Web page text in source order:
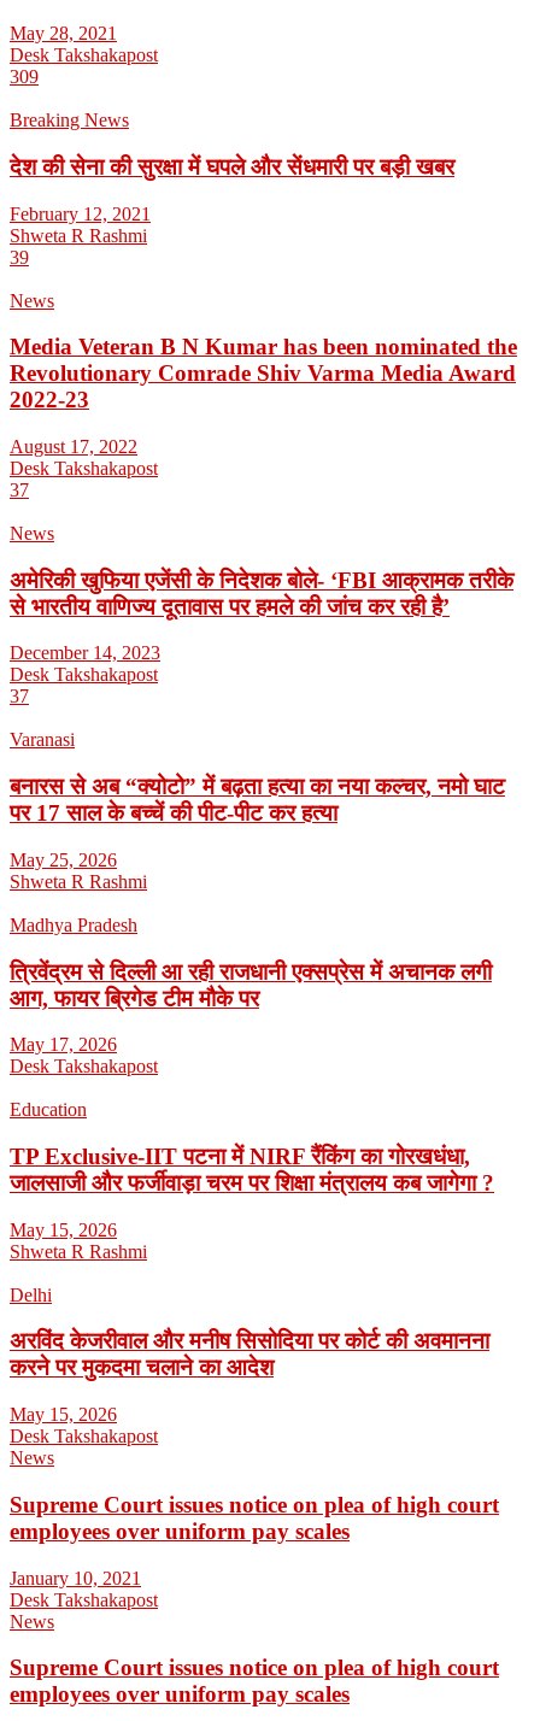
May 28, 2021
Desk Takshakapost
309
Breaking News
देश की सेना की सुरक्षा में घपले और सेंधमारी पर बड़ी खबर
February 12, 2021
Shweta R Rashmi
39
News
Media Veteran B N Kumar has been nominated the
Revolutionary Comrade Shiv Varma Media Award
2022-23
August 17, 2022
Desk Takshakapost
37
News
अमेरिकी खुफिया एजेंसी के निदेशक बोले- ‘FBI आक्रामक तरीके
से भारतीय वाणिज्य दूतावास पर हमले की जांच कर रही है’
December 14, 2023
Desk Takshakapost
37
Varanasi
बनारस से अब “क्योटो” में बढ़ता हत्या का नया कल्चर, नमो घाट
पर 17 साल के बच्चें की पीट-पीट कर हत्या
May 25, 2026
Shweta R Rashmi
Madhya Pradesh
त्रिवेंद्रम से दिल्ली आ रही राजधानी एक्सप्रेस में अचानक लगी
आग, फायर ब्रिगेड टीम मौके पर
May 17, 2026
Desk Takshakapost
Education
TP Exclusive-IIT पटना में NIRF रैंकिंग का गोरखधंधा,
जालसाजी और फर्जीवाड़ा चरम पर शिक्षा मंत्रालय कब जागेगा ?
May 15, 2026
Shweta R Rashmi
Delhi
अरविंद केजरीवाल और मनीष सिसोदिया पर कोर्ट की अवमानना
करने पर मुकदमा चलाने का आदेश
May 15, 2026
Desk Takshakapost
News
Supreme Court issues notice on plea of high court
employees over uniform pay scales
January 10, 2021
Desk Takshakapost
News
Supreme Court issues notice on plea of high court
employees over uniform pay scales